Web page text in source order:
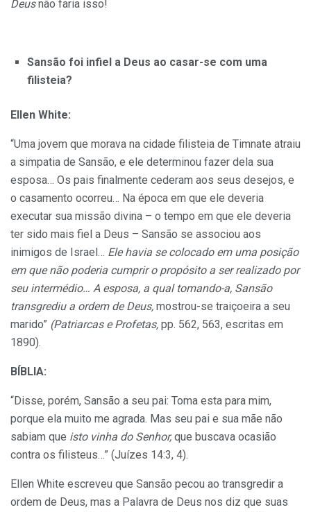
Deusnão faria isso!
Sansão foi infiel a Deus ao casar-se com uma
filisteia?
Ellen White:
“Uma jovem que morava na cidade filisteia de Timnate atraiu
a simpatia de Sansão, e ele determinou fazer dela sua
esposa… Os pais finalmente cederam aos seus desejos, e
o casamento ocorreu… Na época em que ele deveria
executar sua missão divina – o tempo em que ele deveria
ter sido mais fiel a Deus – Sansão se associou aos
inimigos de Israel… Ele havia se colocado em uma posição
em que não poderia cumprir o propósito a ser realizado por
seu intermédio… A esposa, a qual tomando-a, Sansão
transgrediu a ordem de Deus, mostrou-se traiçoeira a seu
marido” (Patriarcas e Profetas, pp. 562, 563, escritas em
1890).
BÍBLIA:
“Disse, porém, Sansão a seu pai: Toma esta para mim,
porque ela muito me agrada. Mas seu pai e sua mãe não
sabiam que isto vinha do Senhor,que buscava ocasião
contra os filisteus…” (Juízes 14:3, 4).
Ellen White escreveu que Sansão pecou ao transgredir a
ordem de Deus, mas a Palavra de Deus nos diz que suas